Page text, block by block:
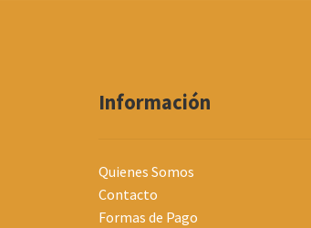
Información
Quienes Somos
Contacto
Formas de Pago